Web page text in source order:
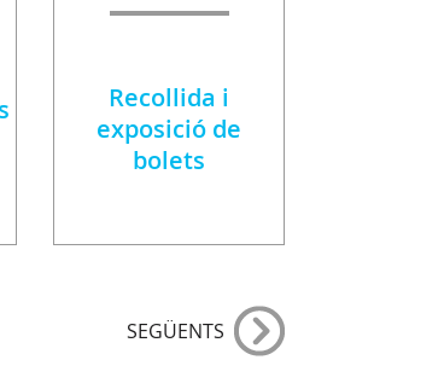
Recollida i
exposició de
bolets
SEGÜENTS